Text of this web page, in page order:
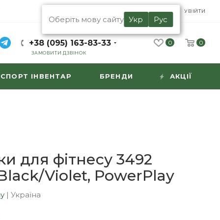
RU
Оберіть мову сайту Укр Рус
УВІЙТИ
+38 (095) 163-83-33
ЗАМОВИТИ ДЗВІНОК
0 0
СПОРТ ІНВЕНТАР БРЕНДИ АКЦІЇ
для фітнесу 3492
Violet, PowerPlay
| Україна